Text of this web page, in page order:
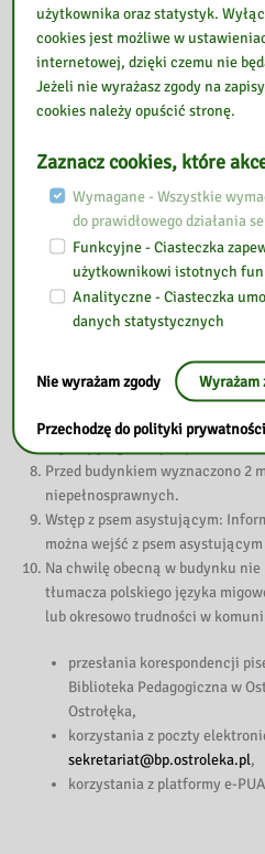
podjazd z tyłu budynku. Wejście
możliwością wejścia do budynku
budynku funkcjonuje obszar
Dla osób na wózkach dostępne
piętrze. W budynku jest jedna
oznaczenia dla osób
budynku.
W budynku nie ma oznaczeń w
kontrastowych lub w druku
słabowidzących.
Na parterze budynku znajduje
pomieszczeń brak jest rozkładu
Nie zastosowano urządzeń i
obsługi osób słabosłyszących.
Zapewniony jest wstęp do
Przed budynkiem wyznaczono 2
niepełnosprawnych.
Wstęp z psem asystującym:
można wejść z psem
Na chwilę obecną w budynku
tłumacza polskiego języka
lub okresowo trudności w
przesłania korespondencji
Biblioteka Pedagogiczna w
Ostrołęka,
korzystania z poczty
sekretariat@bp.ostroleka.pl,
korzystania z platformy e-
użytkownika oraz statystyk.
cookies jest możliwe w
internetowej, dzięki czemu nie
Jeżeli nie wyrażasz zgody na
cookies należy opuścić stronę.
Zaznacz cookies, które
Wymagane - Wszystkie
do prawidłowego działania
Funkcyjne - Ciasteczka
użytkownikowi istotnych
Analityczne - Ciasteczka
danych statystycznych
Nie wyrażam zgody Wyrażam
Przechodzę do polityki prywatności